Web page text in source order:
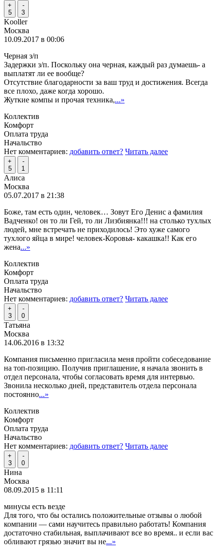
+
5
-
3
Kooller
Москва
10.09.2017 в 00:06
Черная з/п
Задержки з/п. Поскольку она черная, каждый раз думаешь- а
выплатят ли ее вообще?
Отсутствие благодарности за ваш труд и достижения. Всегда
все плохо, даже когда хорошо.
Жуткие компы и прочая техника,...»
Коллектив
Комфорт
Оплата труда
Начальство
Нет комментариев: добавить ответ? Читать далее
+
5
-
1
Алиса
Москва
05.07.2017 в 21:38
Боже, там есть один, человек… Зовут Его Денис а фамилия
Вадченко! он то ли Гей, то ли Лизбиянка!!! на столько тухлых
людей, мне встречать не приходилось! Это хуже самого
тухлого яйца в мире! человек-Коровья- какашка!! Как его
жена...»
Коллектив
Комфорт
Оплата труда
Начальство
Нет комментариев: добавить ответ? Читать далее
+
3
-
0
Татьяна
Москва
14.06.2016 в 13:32
Компания письменно пригласила меня пройти собеседование
на топ-позицию. Получив приглашение, я начала звонить в
отдел персонала, чтобы согласовать время для интервью.
Звонила несколько дней, представитель отдела персонала
постоянно...»
Коллектив
Комфорт
Оплата труда
Начальство
Нет комментариев: добавить ответ? Читать далее
+
3
-
0
Нина
Москва
08.09.2015 в 11:11
минусы есть везде
Для того, что бы остались положительные отзывы о любой
компании — сами научитесь правильно работать! Компания
достаточно стабильная, выплачивают все во время.. и если вас
обливают грязью значит вы не...»